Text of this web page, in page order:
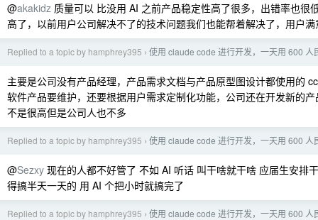
@akakidz 质量可以 比没用 AI 之前产品稳定性高了很多，出错率也很
高了，以前用户公司解决不了的技术问题我们也能帮着解决了，用户
Replied to a topic by hamphrey395 › 使用 claude code 进行开发，一天用 600 人
主要是公司没有产品经理，产品需求文档与产品原型图设计都使用的
软件产品要维护，还要根据用户需求定制化功能，公司还在开发新的
不是很高但是公司人也不多
Replied to a topic by hamphrey395 › 使用 claude code 进行开发，一天用 600 人
@Sezxy 现在的人都不好管了 不如 AI 听话 叫干啥就干啥 应届生安排
得搞半天一天的 用 AI 个把小时就搞完了
Replied to a topic by hamphrey395 › 使用 claude code 进行开发，一天用 600 人